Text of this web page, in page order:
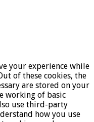
your experience while
of these cookies, the
are stored on your
working of basic
use third-party
how you use